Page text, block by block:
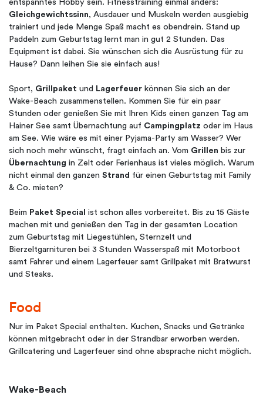
entspanntes Hobby sein. Fitnesstraining einmal anders:
Gleichgewichtssinn, Ausdauer und Muskeln werden ausgiebig
trainiert und jede Menge Spaß macht es obendrein. Stand up
Paddeln zum Geburtstag lernt man in gut 2 Stunden. Das
Equipment ist dabei. Sie wünschen sich die Ausrüstung für zu
Hause? Dann leihen Sie sie einfach aus!
Sport, Grillpaket und Lagerfeuer können Sie sich an der
Wake-Beach zusammenstellen. Kommen Sie für ein paar
Stunden oder genießen Sie mit Ihren Kids einen ganzen Tag am
Hainer See samt Übernachtung auf Campingplatz oder im Haus
am See. Wie wäre es mit einer Pyjama-Party am Wasser? Wer
sich noch mehr wünscht, fragt einfach an. Vom Grillen bis zur
Übernachtung in Zelt oder Ferienhaus ist vieles möglich. Warum
nicht einmal den ganzen Strand für einen Geburtstag mit Family
& Co. mieten?
Beim Paket Special ist schon alles vorbereitet. Bis zu 15 Gäste
machen mit und genießen den Tag in der gesamten Location
zum Geburtstag mit Liegestühlen, Sternzelt und
Bierzeltgarnituren bei 3 Stunden Wasserspaß mit Motorboot
samt Fahrer und einem Lagerfeuer samt Grillpaket mit Bratwurst
und Steaks.
Food
Nur im Paket Special enthalten. Kuchen, Snacks und Getränke
können mitgebracht oder in der Strandbar erworben werden.
Grillcatering und Lagerfeuer sind ohne absprache nicht möglich.
Wake-Beach